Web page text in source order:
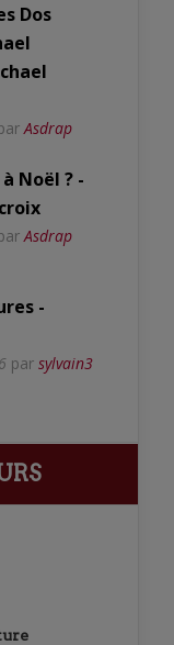
Dos
Asdrap
Noël ? -
Asdrap
-
par sylvain3